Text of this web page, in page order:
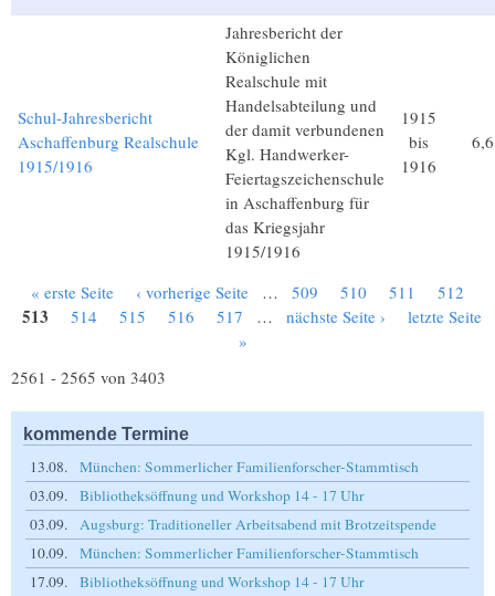
Schul-Jahresbericht
Aschaffenburg Realschule
1915/1916
Jahresbericht der
Königlichen
Realschule mit
Handelsabteilung und
der damit verbundenen
Kgl. Handwerker-
Feiertagszeichenschule
in Aschaffenburg für
das Kriegsjahr
1915/1916
1915
bis
1916
Seiten
« erste Seite ‹ vorherige Seite … 509 510 511 512
513 514 515 516 517 … nächste Seite ›
letzte Seite
»
2561 - 2565 von 3403
kommende Termine
13.08.
München: Sommerlicher Familienforscher-Stammtisch
03.09.
Bibliotheksöffnung und Workshop 14 - 17 Uhr
03.09.
Augsburg: Traditioneller Arbeitsabend mit Brotzeitspende
10.09.
München: Sommerlicher Familienforscher-Stammtisch
17.09.
Bibliotheksöffnung und Workshop 14 - 17 Uhr